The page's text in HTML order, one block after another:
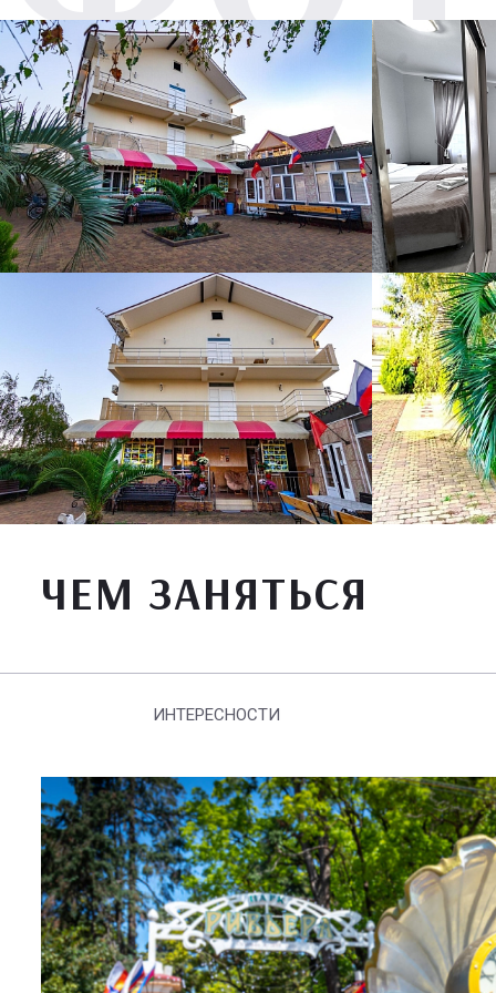
ЧЕМ ЗАНЯТЬСЯ
ИНТЕРЕСНОСТИ